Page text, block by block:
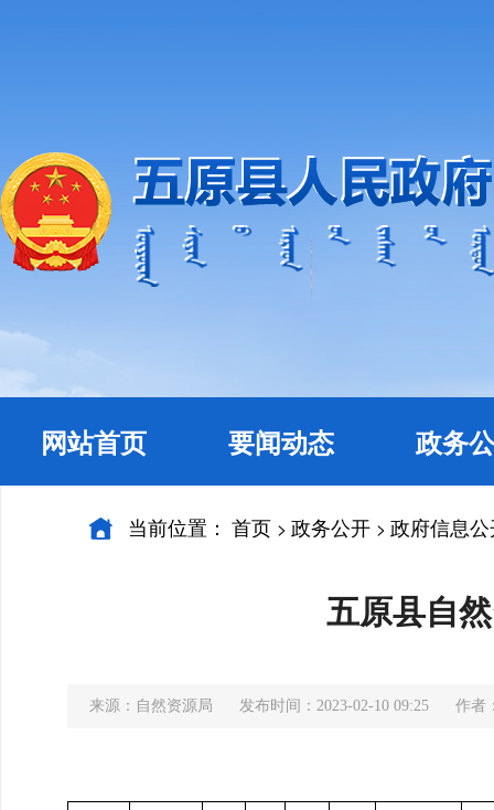
网站首页 要闻动态 政务
当前位置： 首页 > 政务公开 > 政府信息
五原县自
来源：自然资源局 发布时间：2023-02-10 09:25 作者